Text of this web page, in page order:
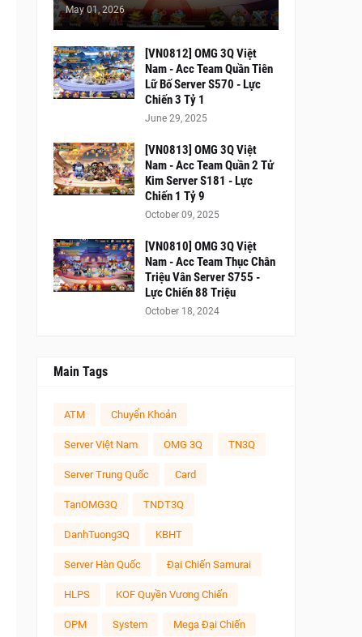
May 01, 2026
[VN0812] OMG 3Q Việt
Nam - Acc Team Quần Tiên
Lữ Bố Server S570 - Lực
Chiến 3 Tỷ 1
June 29, 2025
[VN0813] OMG 3Q Việt
Nam - Acc Team Quần 2 Tử
Kim Server S181 - Lực
Chiến 1 Tỷ 9
October 09, 2025
[VN0810] OMG 3Q Việt
Nam - Acc Team Thục Chân
Triệu Vân Server S755 -
Lực Chiến 88 Triệu
October 18, 2024
Main Tags
ATM Chuyển Khoản
Server Việt Nam OMG 3Q TN3Q
Server Trung Quốc Card
TanOMG3Q TNDT3Q
DanhTuong3Q KBHT
Server Hàn Quốc Đại Chiến Samurai
HLPS KOF Quyền Vương Chiến
OPM System Mega Đại Chiến